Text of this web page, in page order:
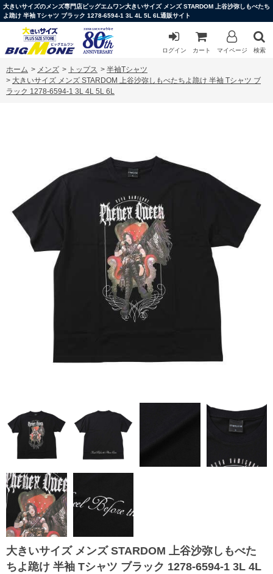
大きいサイズのメンズ専門店ビッグエムワン大きいサイズ メンズ STARDOM 上谷沙弥しもべたち
よ跪け 半袖 Tシャツ ブラック 1278-6594-1 3L 4L 5L 6L通販サイト
ログイン カート マイページ 検索
ホーム > メンズ > トップス > 半袖Tシャツ
> 大きいサイズ メンズ STARDOM 上谷沙弥しもべたちよ跪け 半袖 Tシャツ ブ
ラック 1278-6594-1 3L 4L 5L 6L
大きいサイズ メンズ STARDOM 上谷沙弥しもべた
ちよ跪け 半袖 Tシャツ ブラック 1278-6594-1 3L 4L